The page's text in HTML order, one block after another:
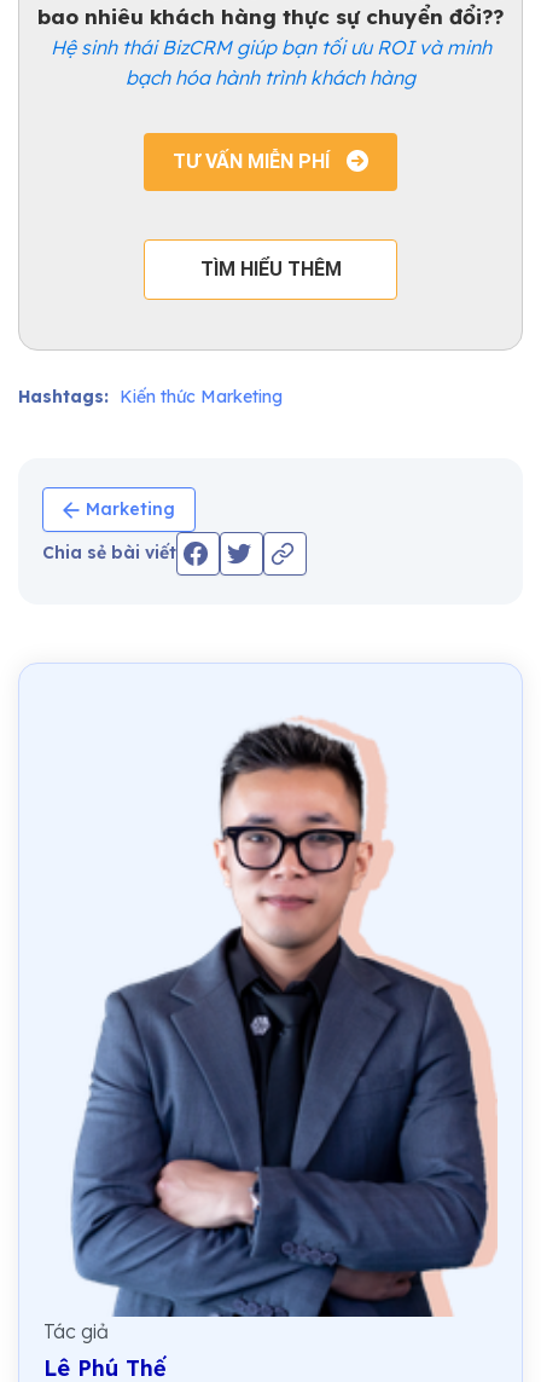
bao nhiêu khách hàng thực sự chuyển đổi??
Hệ sinh thái BizCRM giúp bạn tối ưu ROI và minh
bạch hóa hành trình khách hàng
TƯ VẤN MIỄN PHÍ
TÌM HIỂU THÊM
Hashtags: Kiến thức Marketing
Marketing
Chia sẻ bài viết
Tác giả
Lê Phú Thế